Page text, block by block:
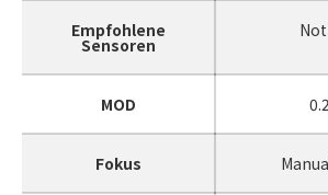
Empfohlene
Sensoren
MOD
Fokus